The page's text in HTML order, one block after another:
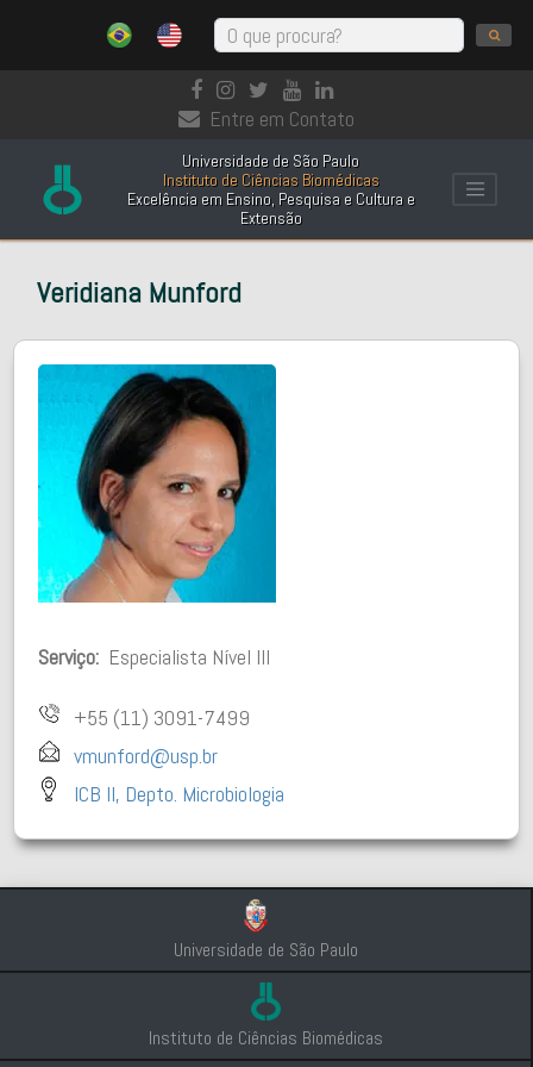
Entre em Contato
Universidade de São Paulo
Instituto de Ciências Biomédicas
Excelência em Ensino, Pesquisa e Cultura e
Extensão
Veridiana Munford
Serviço: Especialista Nível III
+55 (11) 3091-7499
vmunford@usp.br
ICB II, Depto. Microbiologia
Universidade de São Paulo
Instituto de Ciências Biomédicas